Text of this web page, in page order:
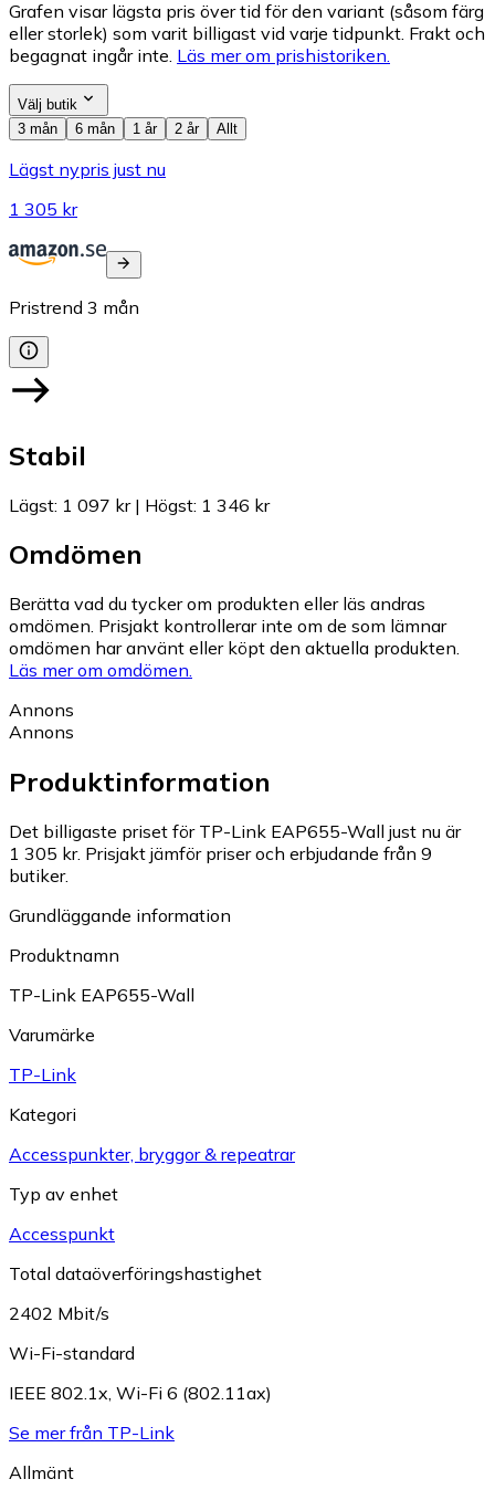
Grafen visar lägsta pris över tid för den variant (såsom färg
eller storlek) som varit billigast vid varje tidpunkt. Frakt och
begagnat ingår inte. Läs mer om prishistoriken.
Välj butik
3 mån
6 mån 1 år 2 år Allt
Lägst nypris just nu
1 305 kr
Pristrend 3 mån
Stabil
Lägst: 1 097 kr| Högst: 1 346 kr
Omdömen
Berätta vad du tycker om produkten eller läs andras
omdömen. Prisjakt kontrollerar inte om de som lämnar
omdömen har använt eller köpt den aktuella produkten.
Läs mer om omdömen.
Annons
Annons
Produktinformation
Det billigaste priset för TP-Link EAP655-Wall just nu är
1 305 kr. Prisjakt jämför priser och erbjudande från 9
butiker.
Grundläggande information
Produktnamn
TP-Link EAP655-Wall
Varumärke
TP-Link
Kategori
Accesspunkter, bryggor & repeatrar
Typ av enhet
Accesspunkt
Total dataöverföringshastighet
2402 Mbit/s
Wi-Fi-standard
IEEE 802.1x, Wi-Fi 6 (802.11ax)
Se mer från TP-Link
Allmänt